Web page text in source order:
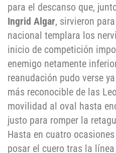
para el descanso que,
Ingrid Algar, sirvieron
nacional templara los
inicio de competición
enemigo netamente
reanudación pudo verse
más reconocible de las
movilidad al oval hasta
justo para romper la
Hasta en cuatro
posar el cuero tras la